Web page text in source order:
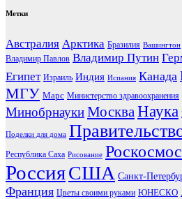
Метки
Австралия Арктика Бразилия Вашингтон
Владимир Павлов Владимир Путин
Египет Израиль Индия Испания Канада
МГУ Марс Министерство здравоохранения
МинобрнаукиМоскваНаука
Поделки для дома
Республика Саха Рисование Роскосмос
РоссияСША Санкт-
Франция Цветы своими руками ЮНЕСКО